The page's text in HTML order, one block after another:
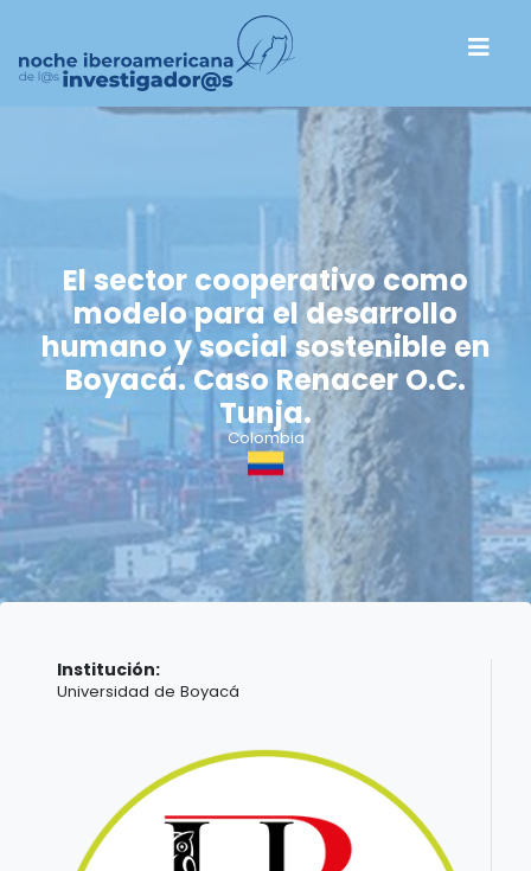
El sector cooperativo como
modelo para el desarrollo
humano y social sostenible en
Boyacá. Caso Renacer O.C.
Tunja.
Colombia
Institución:
Universidad de Boyacá